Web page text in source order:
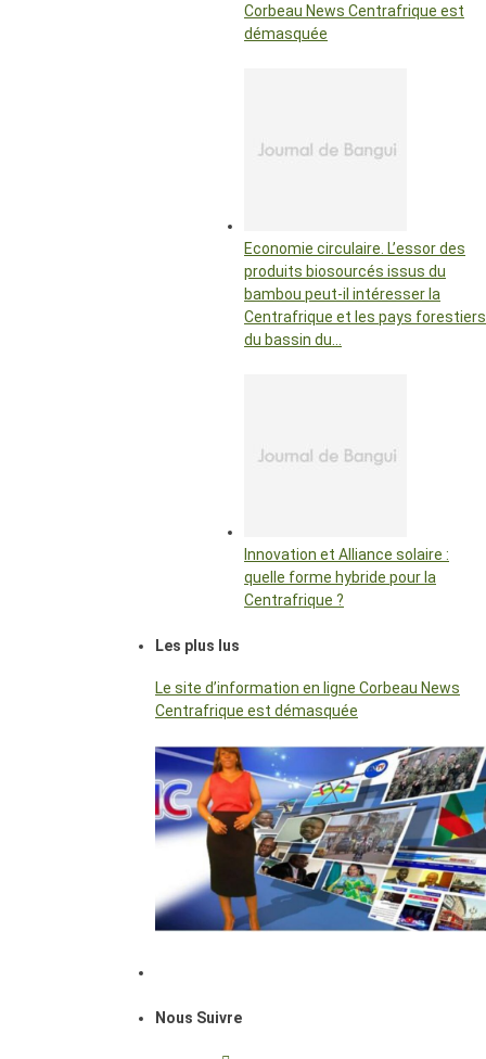
Corbeau News Centrafrique est
démasquée
Economie circulaire. L’essor des
produits biosourcés issus du
bambou peut-il intéresser la
Centrafrique et les pays forestiers
du bassin du…
Innovation et Alliance solaire :
quelle forme hybride pour la
Centrafrique ?
Les plus lus
Le site d’information en ligne Corbeau News
Centrafrique est démasquée
Nous Suivre